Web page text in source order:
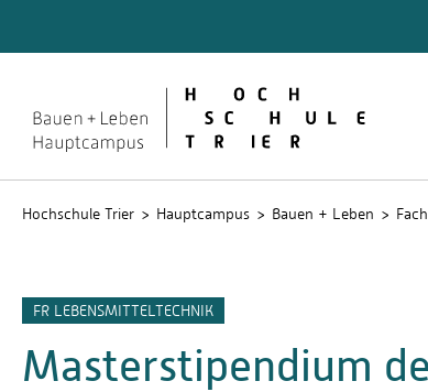
Hochschule Trier Hauptcampus Bauen + Leben
FR LEBENSMITTELTECHNIK
Masterstipendium